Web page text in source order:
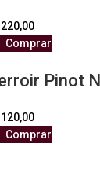
220,00
Comprar
Pinot
120,00
Comprar